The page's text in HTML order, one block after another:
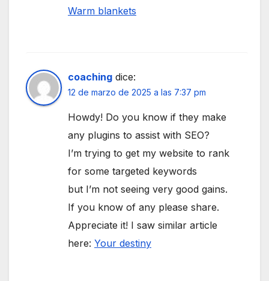
Warm blankets
coaching dice:
12 de marzo de 2025 a las 7:37 pm
Howdy! Do you know if they make
any plugins to assist with SEO?
I’m trying to get my website to rank
for some targeted keywords
but I’m not seeing very good gains.
If you know of any please share.
Appreciate it! I saw similar article
here: Your destiny